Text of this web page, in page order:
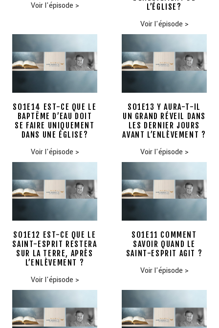
Voir l'épisode >
L’ÉGLISE?
Voir l'épisode >
S01E14 EST-CE QUE LE
BAPTÊME D’EAU DOIT
SE FAIRE UNIQUEMENT
DANS UNE ÉGLISE?
Voir l'épisode >
S01E13 Y AURA-T-IL
UN GRAND RÉVEIL DANS
LES DERNIER JOURS
AVANT L’ENLÈVEMENT ?
Voir l'épisode >
S01E12 EST-CE QUE LE
SAINT-ESPRIT RESTERA
SUR LA TERRE, APRÈS
L’ENLÈVEMENT ?
Voir l'épisode >
S01E11 COMMENT
SAVOIR QUAND LE
SAINT-ESPRIT AGIT ?
Voir l'épisode >